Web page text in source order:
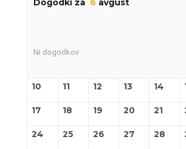
Dogodki za 6 avgust
Ni dogodkov
10 11 12 13 14
17 18 19 20 21
24 25 26 27 28